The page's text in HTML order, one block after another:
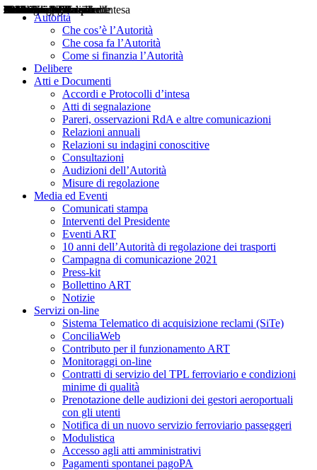
Autorità
Che cos’è l’Autorità
Che cosa fa l’Autorità
Come si finanzia l’Autorità
Delibere
Atti e Documenti
Accordi e Protocolli d’intesa
Atti di segnalazione
Pareri, osservazioni RdA e altre comunicazioni
Relazioni annuali
Relazioni su indagini conoscitive
Consultazioni
Audizioni dell’Autorità
Misure di regolazione
Media ed Eventi
Comunicati stampa
Interventi del Presidente
Eventi ART
10 anni dell’Autorità di regolazione dei trasporti
Campagna di comunicazione 2021
Press-kit
Bollettino ART
Notizie
Servizi on-line
Sistema Telematico di acquisizione reclami (SiTe)
ConciliaWeb
Contributo per il funzionamento ART
Monitoraggi on-line
Contratti di servizio del TPL ferroviario e condizioni
minime di qualità
Prenotazione delle audizioni dei gestori aeroportuali
con gli utenti
Notifica di un nuovo servizio ferroviario passeggeri
Modulistica
Accesso agli atti amministrativi
Pagamenti spontanei pagoPA
Delibere
Pareri
Consultazioni
Audizioni
Atti di Segnalazione
Accordi e Protocolli d'Intesa
Relazioni annuali
Misure di regolazione
Notizie
Comunicati Stampa
Bollettini ART
Convegni ART
Interviste del Presidente
Articoli in primo piano
Interventi del Presidente
2004
2005
2010
2013
2014
2015
2016
2017
2018
2019
202
2020
2021
2022
2023
2024
2025
2026
Aereo
Marittimo
Terrestre